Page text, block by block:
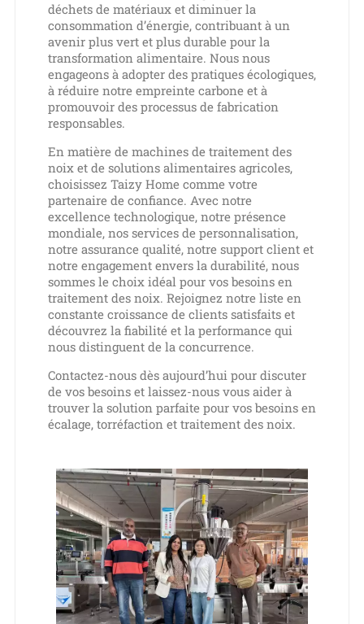
déchets de matériaux et diminuer la
consommation d’énergie, contribuant à un
avenir plus vert et plus durable pour la
transformation alimentaire. Nous nous
engageons à adopter des pratiques écologiques,
à réduire notre empreinte carbone et à
promouvoir des processus de fabrication
responsables.
En matière de machines de traitement des
noix et de solutions alimentaires agricoles,
choisissez Taizy Home comme votre
partenaire de confiance. Avec notre
excellence technologique, notre présence
mondiale, nos services de personnalisation,
notre assurance qualité, notre support client et
notre engagement envers la durabilité, nous
sommes le choix idéal pour vos besoins en
traitement des noix. Rejoignez notre liste en
constante croissance de clients satisfaits et
découvrez la fiabilité et la performance qui
nous distinguent de la concurrence.
Contactez-nous dès aujourd’hui pour discuter
de vos besoins et laissez-nous vous aider à
trouver la solution parfaite pour vos besoins en
écalage, torréfaction et traitement des noix.